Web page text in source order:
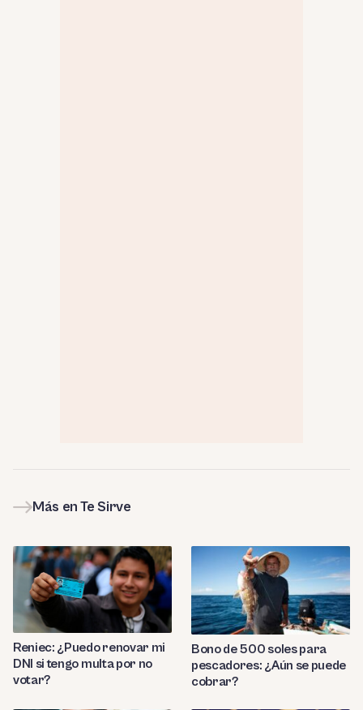
Más en Te Sirve
Reniec: ¿Puedo renovar mi
DNI si tengo multa por no
votar?
Bono de 500 soles para
pescadores: ¿Aún se puede
cobrar?